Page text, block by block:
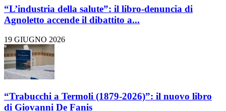
“L’industria della salute”: il libro-denuncia di
Agnoletto accende il dibattito a...
19 GIUGNO 2026
“Trabucchi a Termoli (1879-2026)”: il nuovo libro
di Giovanni De Fanis